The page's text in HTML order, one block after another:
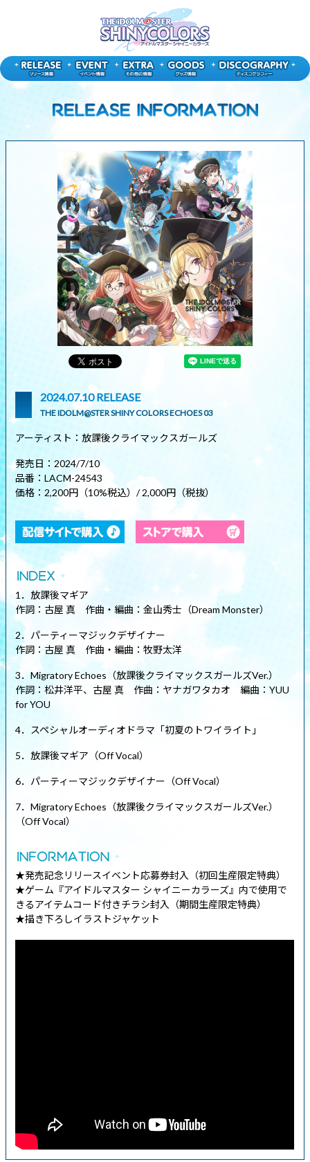
2024.07.10 RELEASE
THE IDOLM@STER SHINY COLORS ECHOES 03
アーティスト：放課後クライマックスガールズ
発売日：2024/7/10
品番：LACM-24543
価格：2,200円（10%税込）/ 2,000円（税抜）
1．放課後マギア
作詞：古屋 真 作曲・編曲：金山秀士（Dream Monster）
2．パーティーマジックデザイナー
作詞：古屋 真 作曲・編曲：牧野太洋
3．Migratory Echoes（放課後クライマックスガールズVer.）
作詞：松井洋平、古屋 真 作曲：ヤナガワタカオ 編曲：YUU
for YOU
4．スペシャルオーディオドラマ「初夏のトワイライト」
5．放課後マギア（Off Vocal）
6．パーティーマジックデザイナー（Off Vocal）
7．Migratory Echoes（放課後クライマックスガールズVer.）
（Off Vocal）
★発売記念リリースイベント応募券封入（初回生産限定特典）
★ゲーム『アイドルマスター シャイニーカラーズ』内で使用で
きるアイテムコード付きチラシ封入（期間生産限定特典）
★描き下ろしイラストジャケット